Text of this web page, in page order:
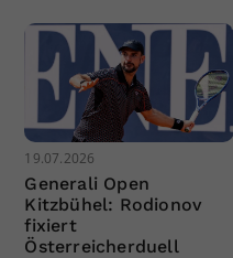
19.07.2026
Generali Open
Kitzbühel: Rodionov
fixiert
Österreicherduell